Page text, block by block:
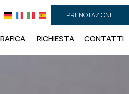
PRENOTAZIONE
RICHIESTA CONTATTI